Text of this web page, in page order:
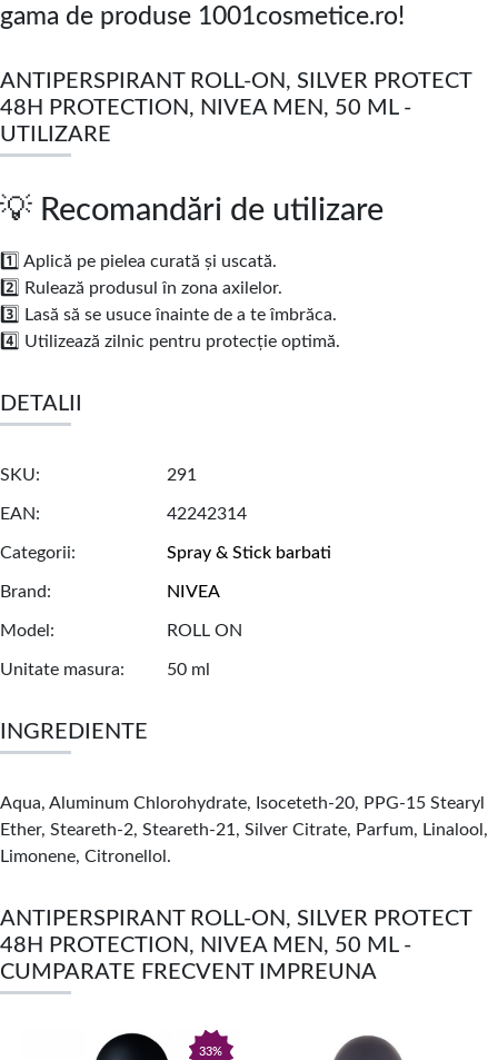
gama de produse 1001cosmetice.ro!
ANTIPERSPIRANT ROLL-ON, SILVER PROTECT
48H PROTECTION, NIVEA MEN, 50 ML -
UTILIZARE
💡 Recomandări de utilizare
1️⃣ Aplică pe pielea curată și uscată.
2️⃣ Rulează produsul în zona axilelor.
3️⃣ Lasă să se usuce înainte de a te îmbrăca.
4️⃣ Utilizează zilnic pentru protecție optimă.
DETALII
SKU 291
EAN 42242314
Categorii Spray & Stick barbati
Brand NIVEA
Model ROLL ON
Unitate masura 50 ml
INGREDIENTE
Aqua, Aluminum Chlorohydrate, Isoceteth-20, PPG-15 Stearyl
Ether, Steareth-2, Steareth-21, Silver Citrate, Parfum, Linalool,
Limonene, Citronellol.
ANTIPERSPIRANT ROLL-ON, SILVER PROTECT
48H PROTECTION, NIVEA MEN, 50 ML -
CUMPARATE FRECVENT IMPREUNA
33%